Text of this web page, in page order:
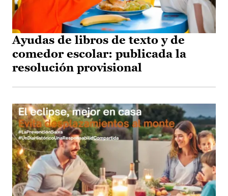
Ayudas de libros de texto y de
comedor escolar: publicada la
resolución provisional